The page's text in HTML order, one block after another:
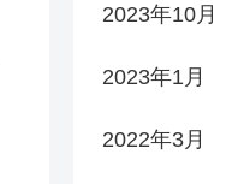
2023年10月
2023年1月
2022年3月